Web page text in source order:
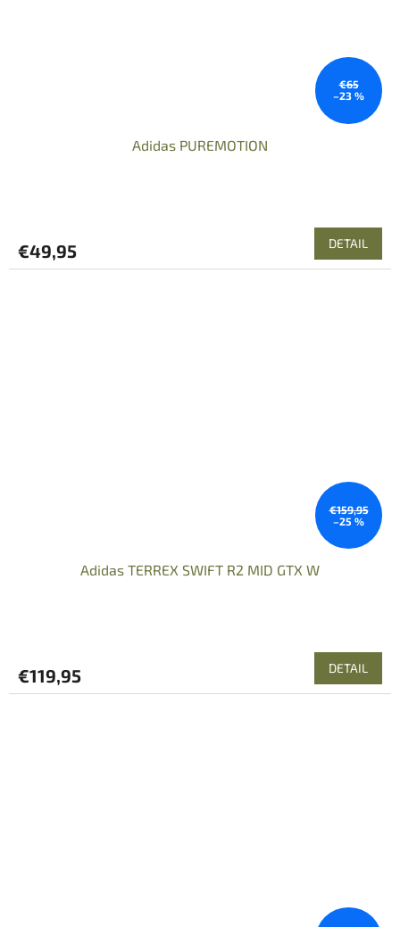
€65
–23 %
Adidas PUREMOTION
€49,95 DETAIL
€159,95
–25 %
Adidas TERREX SWIFT R2 MID GTX W
€119,95 DETAIL